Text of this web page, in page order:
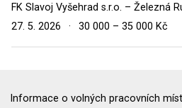
FK Slavoj Vyšehrad s.r.o. – Železná
27. 5. 2026
· 30 000 – 35 000 Kč
Informace o volných pracovních